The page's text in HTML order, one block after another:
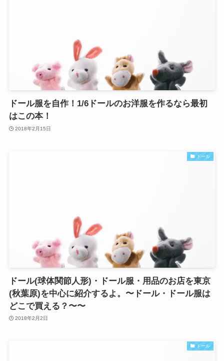
ドール服を自作！1/6ドールのお洋服を作るなら最初
はこの本！
2018年2月15日
ドール
ドール(球体関節人形)・ドール服・用品のお店を東京
(秋葉原)を中心に紹介するよ。〜ドール・ドール服は
どこで買える？〜〜
2018年2月2日
ドール